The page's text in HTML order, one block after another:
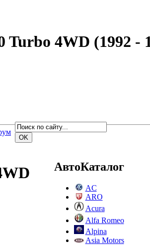
Turbo 4WD (1992 -
АвтоКаталог
AC
ARO
Acura
Alfa Romeo
Alpina
Asia Motors